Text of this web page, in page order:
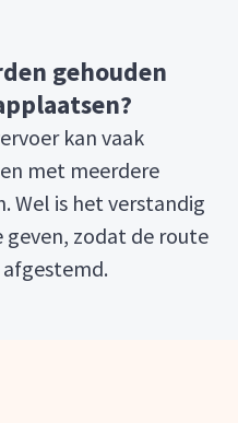
gehouden
kan vaak
met meerdere
is het verstandig
zodat de route